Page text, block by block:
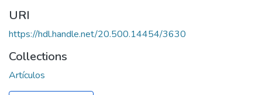
URI
https://hdl.handle.net/20.500.14454/3630
Collections
Artículos